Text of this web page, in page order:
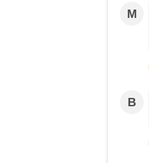
M
B